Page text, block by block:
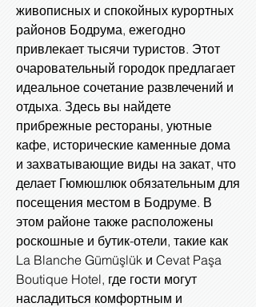
живописных и спокойных курортных
районов Бодрума, ежегодно
привлекает тысячи туристов. Этот
очаровательный городок предлагает
идеальное сочетание развлечений и
отдыха. Здесь вы найдете
прибрежные рестораны, уютные
кафе, исторические каменные дома
и захватывающие виды на закат, что
делает Гюмюшлюк обязательным для
посещения местом в Бодруме. В
этом районе также расположены
роскошные и бутик-отели, такие как
La Blanche Gümüşlük и Cevat Paşa
Boutique Hotel, где гости могут
насладиться комфортным и